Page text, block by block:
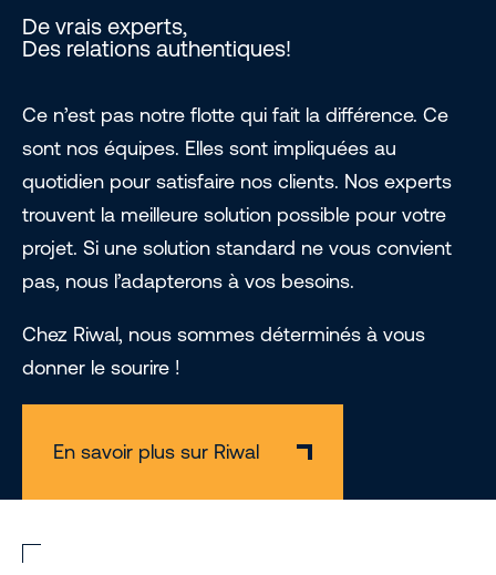
De vrais experts,
Des relations authentiques!
Ce n’est pas notre flotte qui fait la différence. Ce
sont nos équipes. Elles sont impliquées au
quotidien pour satisfaire nos clients. Nos experts
trouvent la meilleure solution possible pour votre
projet. Si une solution standard ne vous convient
pas, nous l’adapterons à vos besoins.
Chez Riwal, nous sommes déterminés à vous
donner le sourire !
En savoir plus sur Riwal